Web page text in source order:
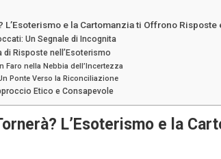
L’Esoterismo e la Cartomanzia ti Offrono Risposte
Un Segnale di Incognita
di Risposte nell’Esoterismo
Faro nella Nebbia dell’Incertezza
Ponte Verso la Riconciliazione
Etico e Consapevole
L’Esoterismo e la